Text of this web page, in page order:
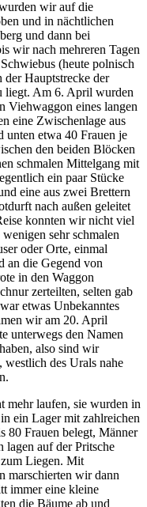
wir auf die
und in nächtlichen
und dann bei
wir nach mehreren Tagen
(heute polnisch
Hauptstrecke der
Am 6. April wurden
Viehwaggon eines langen
eine Zwischenlage aus
unten etwa 40 Frauen je
den beiden Blöcken
schmalen Mittelgang mit
ein paar Stücke
eine aus zwei Brettern
nach außen geleitet
konnten wir nicht viel
sehr schmalen
oder Orte, einmal
an die Gegend von
in den Waggon
zerteilten, selten gab
etwas Unbekanntes
wir am 20. April
unterwegs den Namen
also sind wir
des Urals nahe
mehr laufen, sie wurden in
ein Lager mit zahlreichen
80 Frauen belegt, Männer
lagen auf der Pritsche
Liegen. Mit
marschierten wir dann
immer eine kleine
die Bäume ab und